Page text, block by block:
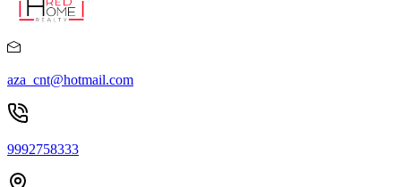
aza_cnt@hotmail.com
9992758333